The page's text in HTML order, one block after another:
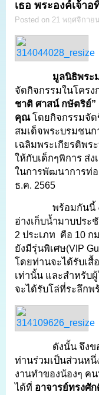
เธอ พระองค์เจ้า
Posted on 21 พฤศจิกาย
มูลนิธิพระมหาไ
จัดกิจกรรมในโครง
ชาติ ศาสน์ กษัตริย์”
คุณโดยกิจกรรมจั
สมเด็จพระบรมชน
เฉลิมพระเกียรติพร
ให้กับเด็กๆพิการ ส่
ในการพัฒนาการท่
ธ.ค. 2565
พร้อมกันนี้
อ่างเก็บน้ำมาบประ
2 ประเภท คือ 10
ยังมีรุ่นพิเศษ(VIP
โดยท่านจะได้รับเสื้
เท่านั้น และสำหรับ
จะได้รับโล่ที่ระลึกพ
ดังนั้น จึง
ท่านร่วมเป็นส่วนห
งานทำของน้องๆ ค
ได้ที่ อาจารย์ทรงศัก